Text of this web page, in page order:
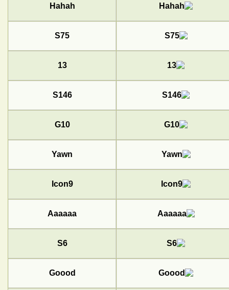
Hahah
S75
13
S146
G10
Yawn
Icon9
Aaaaaa
S6
Goood